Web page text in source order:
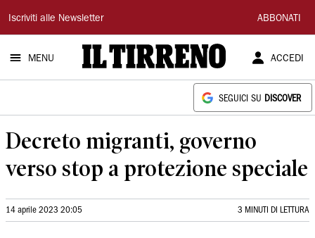
Il
Tirreno
Iscriviti alle Newsletter ABBONATI
MENU ACCEDI
SEGUICI SU DISCOVER
Decreto migranti, governo
verso stop a protezione speciale
14 aprile 2023 20:05 3 MINUTI DI LETTURA